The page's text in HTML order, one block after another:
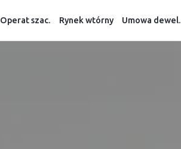
Operat szac. Rynek wtórny Umowa dewel.